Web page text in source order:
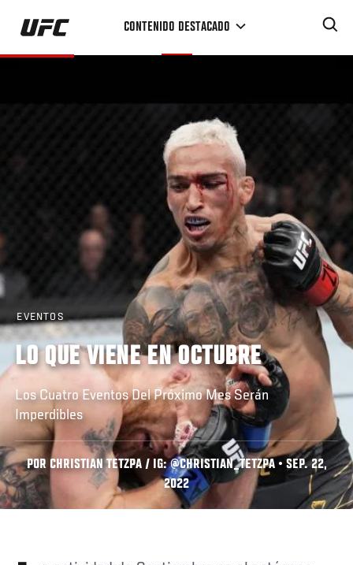
Pasar
contenido
CONTENIDO DESTACADO
EVENTOS
LO QUE VIENE EN OCTUBRE
Los Cuatro Eventos Del Próximo Mes Serán
Imperdibles
POR CHRISTIAN TETZPA / IG: @CHRISTIAN_TETZPA • SEP. 22,
2022